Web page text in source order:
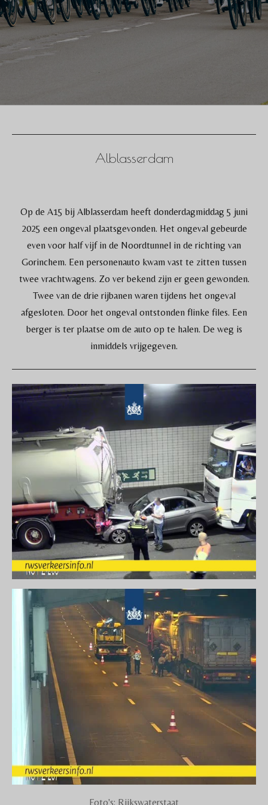
Alblasserdam
Op de A15 bij Alblasserdam heeft donderdagmiddag 5 juni
2025 een ongeval plaatsgevonden. Het ongeval gebeurde
even voor half vijf in de Noordtunnel in de richting van
Gorinchem. Een personenauto kwam vast te zitten tussen
twee vrachtwagens. Zo ver bekend zijn er geen gewonden.
Twee van de drie rijbanen waren tijdens het ongeval
afgesloten. Door het ongeval ontstonden flinke files. Een
berger is ter plaatse om de auto op te halen. De weg is
inmiddels vrijgegeven.
Foto's: Rijkswaterstaat